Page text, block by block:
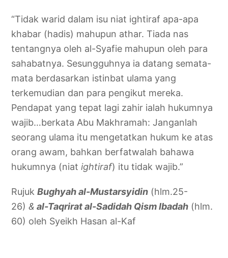
“Tidak warid dalam isu niat ightiraf apa-apa
khabar (hadis) mahupun athar. Tiada nas
tentangnya oleh al-Syafie mahupun oleh para
sahabatnya. Sesungguhnya ia datang semata-
mata berdasarkan istinbat ulama yang
terkemudian dan para pengikut mereka.
Pendapat yang tepat lagi zahir ialah hukumnya
wajib…berkata Abu Makhramah: Janganlah
seorang ulama itu mengetatkan hukum ke atas
orang awam, bahkan berfatwalah bahawa
hukumnya (niatightiraf) itu tidak wajib.”
RujukBughyah al-Mustarsyidin (hlm.25-
26)& al-Taqrirat al-Sadidah Qism Ibadah (hlm.
60) oleh Syeikh Hasan al-Kaf